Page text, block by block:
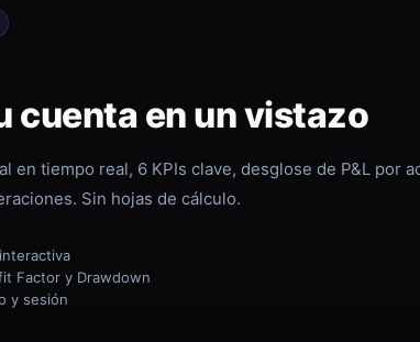
cuenta en un vistazo
en tiempo real, 6 KPIs clave, desglose de P&L por
Sin hojas de cálculo.
Factor y Drawdown
y sesión